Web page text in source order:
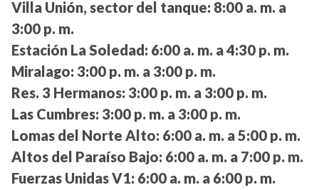
Villa Unión, sector del tanque: 8:00 a. m. a
3:00 p. m.
Estación La Soledad: 6:00 a. m. a 4:30 p. m.
Miralago: 3:00 p. m. a 3:00 p. m.
Res. 3 Hermanos: 3:00 p. m. a 3:00 p. m.
Las Cumbres: 3:00 p. m. a 3:00 p. m.
Lomas del Norte Alto: 6:00 a. m. a 5:00 p. m.
Altos del Paraíso Bajo: 6:00 a. m. a 7:00 p. m.
Fuerzas Unidas V1: 6:00 a. m. a 6:00 p. m.